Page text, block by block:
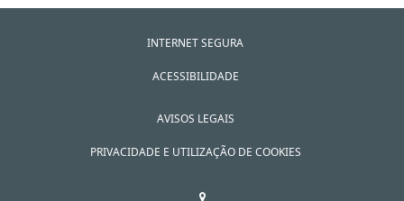
INTERNET SEGURA
ACESSIBILIDADE
AVISOS LEGAIS
PRIVACIDADE E UTILIZAÇÃO DE COOKIES